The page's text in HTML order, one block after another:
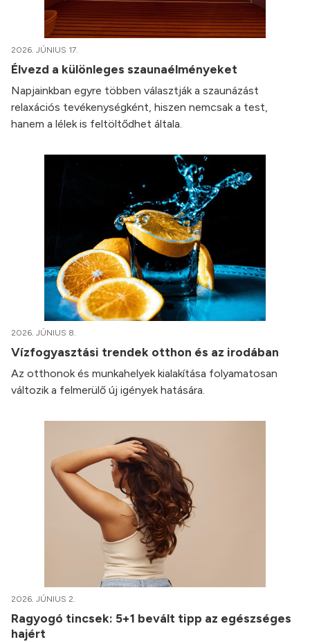
2026. JÚNIUS 17.
Élvezd a különleges szaunaélményeket
Napjainkban egyre többen választják a szaunázást
relaxációs tevékenységként, hiszen nemcsak a test,
hanem a lélek is feltöltődhet általa.
2026. JÚNIUS 8.
Vízfogyasztási trendek otthon és az irodában
Az otthonok és munkahelyek kialakítása folyamatosan
változik a felmerülő új igények hatására.
2026. JÚNIUS 2.
Ragyogó tincsek: 5+1 bevált tipp az egészséges
hajért